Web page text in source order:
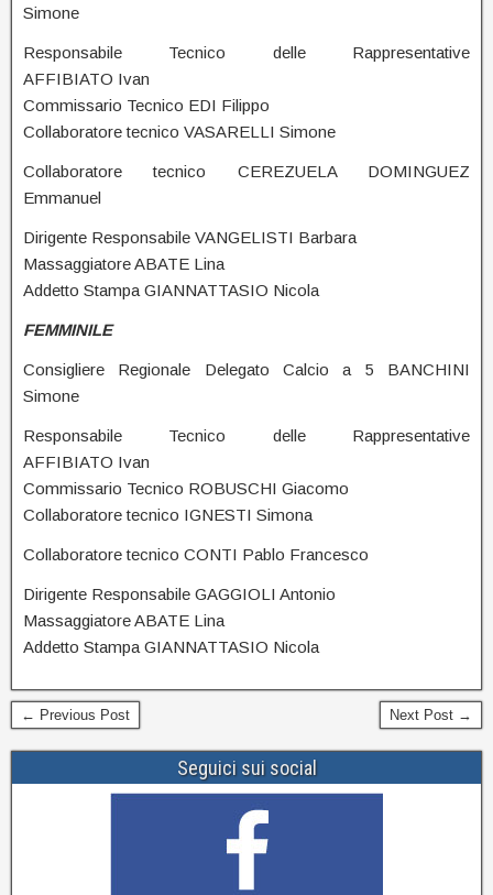
Simone
Responsabile Tecnico delle Rappresentative
AFFIBIATO Ivan
Commissario Tecnico EDI Filippo
Collaboratore tecnico VASARELLI Simone
Collaboratore tecnico CEREZUELA DOMINGUEZ
Emmanuel
Dirigente Responsabile VANGELISTI Barbara
Massaggiatore ABATE Lina
Addetto Stampa GIANNATTASIO Nicola
FEMMINILE
Consigliere Regionale Delegato Calcio a 5 BANCHINI
Simone
Responsabile Tecnico delle Rappresentative
AFFIBIATO Ivan
Commissario Tecnico ROBUSCHI Giacomo
Collaboratore tecnico IGNESTI Simona
Collaboratore tecnico CONTI Pablo Francesco
Dirigente Responsabile GAGGIOLI Antonio
Massaggiatore ABATE Lina
Addetto Stampa GIANNATTASIO Nicola
← Previous Post Next Post →
Seguici sui social